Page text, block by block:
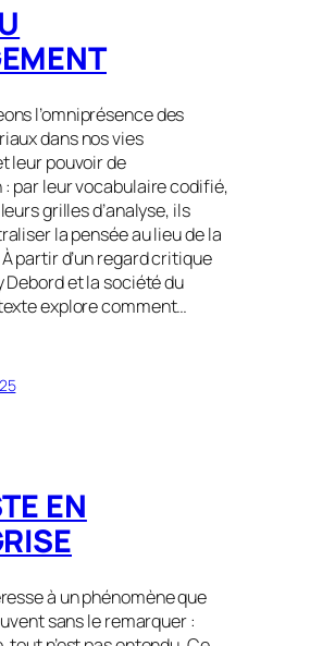
l’omniprésence des
dans nos vies
leur pouvoir de
par leur vocabulaire codifié,
grilles d’analyse, ils
la pensée au lieu de la
partir d’un regard critique
Debord et la société du
explore comment…
EN
à un phénomène que
sans le remarquer :